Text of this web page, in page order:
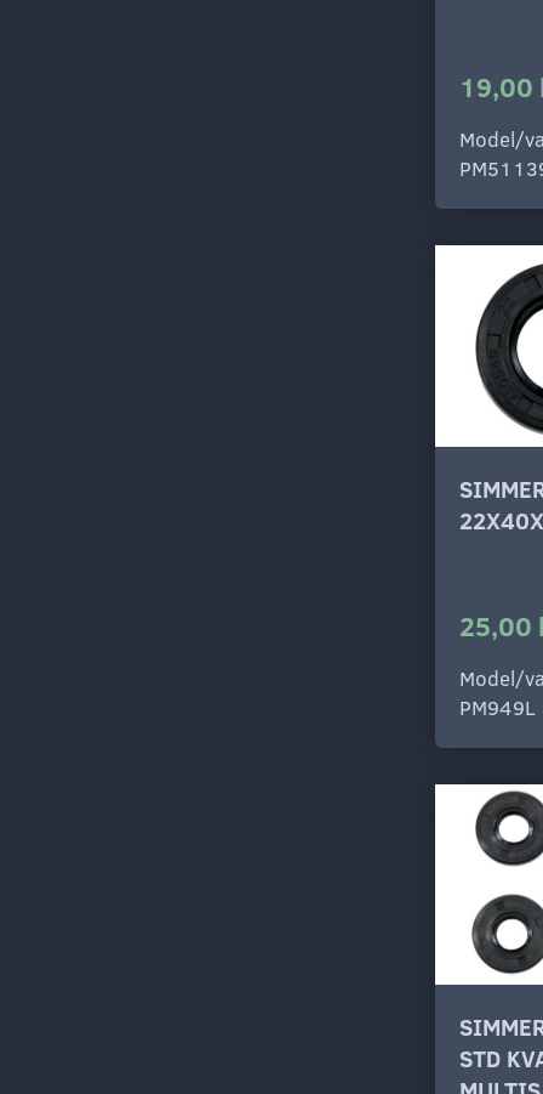
19,00
Model/
25,00
Model/
PM949L
STD